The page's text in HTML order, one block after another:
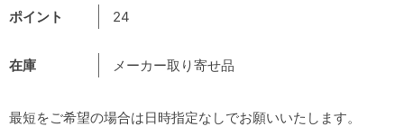
ポイント 24
在庫 メーカー取り寄せ品
最短をご希望の場合は日時指定なしでお願いいたします。